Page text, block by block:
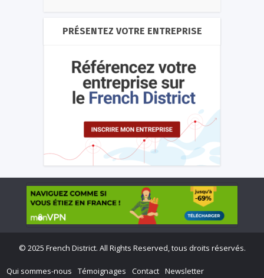
PRÉSENTEZ VOTRE ENTREPRISE
© 2025 French District. All Rights Reserved, tous droits réservés.
Qui sommes-nous Témoignages Contact Newsletter